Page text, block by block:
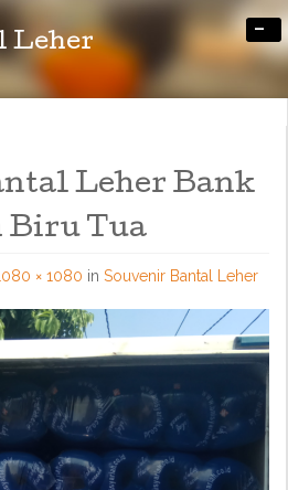
Leher -
Leher Bank
Biru Tua
× 1080 in Souvenir Bantal Leher